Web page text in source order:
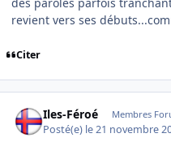
revient vers ses
Citer
Iles-Féroé Membres
Posté(e) le 21 novembre